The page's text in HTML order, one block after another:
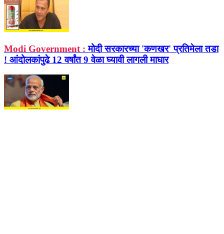
Modi Government : मोदी सरकारच्या 'कणखर' प्रतिमेला तडा
! आंदोलकांपुढे 12 वर्षांत 9 वेळा घ्यावी लागली माघार